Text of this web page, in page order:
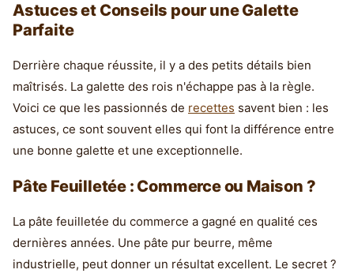
Astuces et Conseils pour une Galette
Parfaite
Derrière chaque réussite, il y a des petits détails bien
maîtrisés. La galette des rois n'échappe pas à la règle.
Voici ce que les passionnés de recettes savent bien : les
astuces, ce sont souvent elles qui font la différence entre
une bonne galette et une exceptionnelle.
Pâte Feuilletée : Commerce ou Maison ?
La pâte feuilletée du commerce a gagné en qualité ces
dernières années. Une pâte pur beurre, même
industrielle, peut donner un résultat excellent. Le secret ?